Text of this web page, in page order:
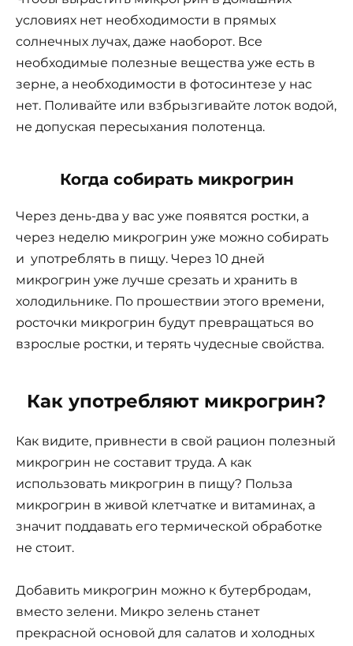
условиях нет необходимости в прямых
солнечных лучах, даже наоборот. Все
необходимые полезные вещества уже есть в
зерне, а необходимости в фотосинтезе у нас
нет. Поливайте или взбрызгивайте лоток водой,
не допуская пересыхания полотенца.
Когда собирать микрогрин
Через день-два у вас уже появятся ростки, а
через неделю микрогрин уже можно собирать
и употреблять в пищу. Через 10 дней
микрогрин уже лучше срезать и хранить в
холодильнике. По прошествии этого времени,
росточки микрогрин будут превращаться во
взрослые ростки, и терять чудесные свойства.
Как употребляют микрогрин?
Как видите, привнести в свой рацион полезный
микрогрин не составит труда. А как
использовать микрогрин в пищу? Польза
микрогрин в живой клетчатке и витаминах, а
значит поддавать его термической обработке
не стоит.
Добавить микрогрин можно к бутербродам,
вместо зелени. Микро зелень станет
прекрасной основой для салатов и холодных